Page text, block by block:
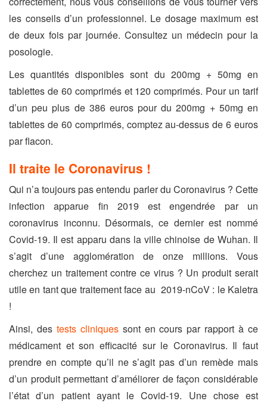
les conseils d’un professionnel. Le dosage maximum est
de deux fois par journée. Consultez un médecin pour la
posologie.
Les quantités disponibles sont du 200mg + 50mg en
tablettes de 60 comprimés et 120 comprimés. Pour un tarif
d’un peu plus de 386 euros pour du 200mg + 50mg en
tablettes de 60 comprimés, comptez au-dessus de 6 euros
par flacon.
Il traite le Coronavirus !
Qui n’a toujours pas entendu parler du Coronavirus ? Cette
infection apparue fin 2019 est engendrée par un
coronavirus inconnu. Désormais, ce dernier est nommé
Covid-19. Il est apparu dans la ville chinoise de Wuhan. Il
s’agit d’une agglomération de onze millions. Vous
cherchez un traitement contre ce virus ? Un produit serait
utile en tant que traitement face au 2019-nCoV : le Kaletra
!
Ainsi, des tests cliniquessont en cours par rapport à ce
médicament et son efficacité sur le Coronavirus. Il faut
prendre en compte qu’il ne s’agit pas d’un remède mais
d’un produit permettant d’améliorer de façon considérable
l’état d’un patient ayant le Covid-19. Une chose est